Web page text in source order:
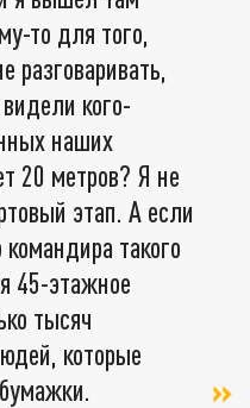
то для того,
разговаривать,
кого-
наших
20 метров? Я не
этап. А если
такого
45-этажное
тысяч
которые